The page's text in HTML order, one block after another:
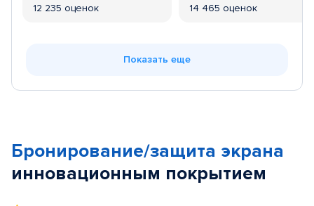
12 235 оценок 14 465 оценок
Показать еще
Бронирование/защита экрана
инновационным покрытием